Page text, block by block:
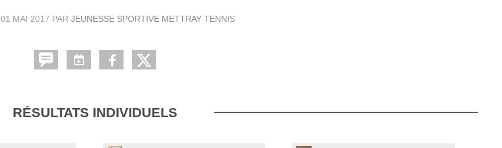
01 MAI 2017 PAR JEUNESSE SPORTIVE METTRAY TENNIS
RÉSULTATS INDIVIDUELS